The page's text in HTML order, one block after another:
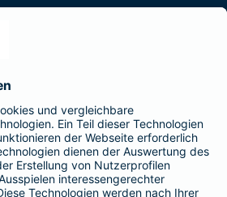
Teil der BarmeniaGothaer
BELIEBTE SEITEN
Zusatzversicherung